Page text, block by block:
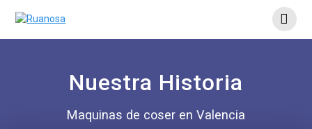
Nuestra Historia
Maquinas de coser en Valencia